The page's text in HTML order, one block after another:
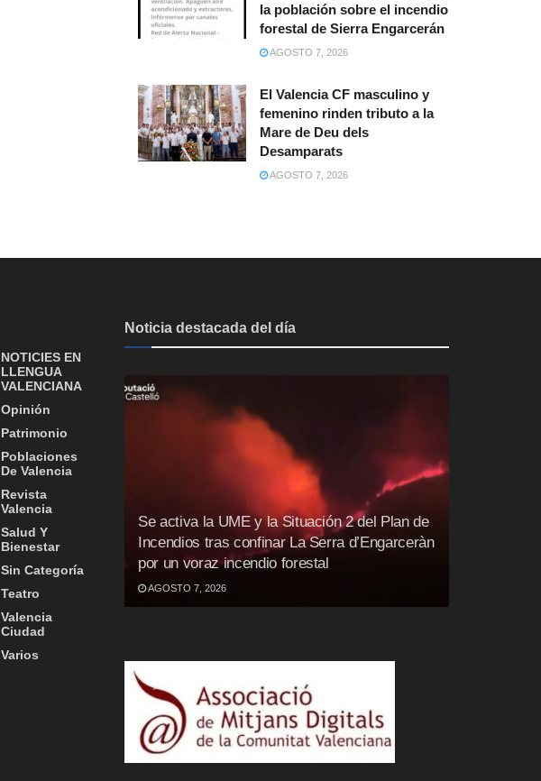
la población sobre el incendio
forestal de Sierra Engarcerán
AGOSTO 7, 2026
El Valencia CF masculino y
femenino rinden tributo a la
Mare de Deu dels
Desamparats
AGOSTO 7, 2026
NOTICIES EN
LLENGUA
VALENCIANA
Opinión
Patrimonio
Poblaciones
De Valencia
Revista
Valencia
Salud Y
Bienestar
Sin Categoría
Teatro
Valencia
Ciudad
Varios
Noticia destacada del día
Se activa la UME y la Situación 2 del Plan de
Incendios tras confinar La Serra d’Engarceràn
por un voraz incendio forestal
AGOSTO 7, 2026